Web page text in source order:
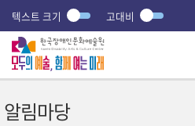
텍스트 크기 고대비
알림마당